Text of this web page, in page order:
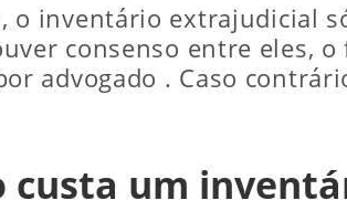
o inventário extrajudicial
consenso entre eles,
advogado . Caso
custa um